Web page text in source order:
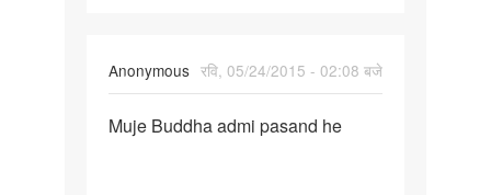
Anonymous रवि, 05/24/2015 - 02:08 बजे
Muje
Muje Buddha admi pasand he